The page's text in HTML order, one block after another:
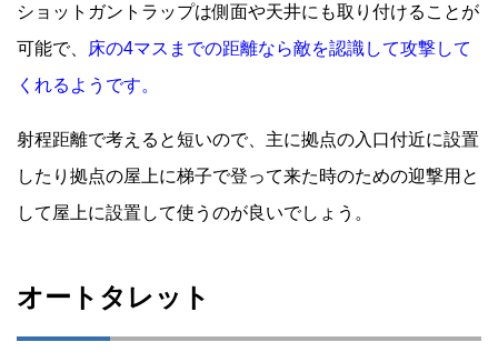
ショットガントラップは側面や天井にも取り付けることが
可能で、
床の4マスまでの距離なら敵を認識して攻撃して
くれるようです。
射程距離で考えると短いので、主に拠点の入口付近に設置
したり拠点の屋上に梯子で登って来た時のための迎撃用と
して屋上に設置して使うのが良いでしょう。
オートタレット